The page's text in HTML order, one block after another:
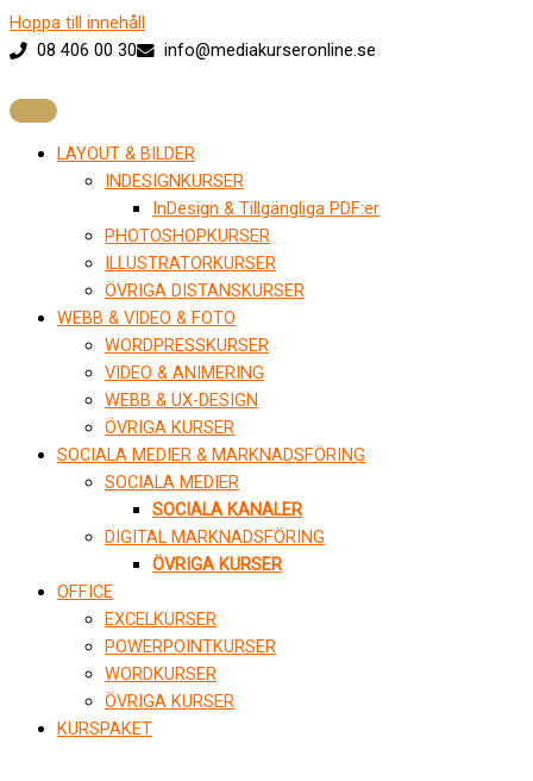
Hoppa till innehåll
08 406 00 30
info@mediakurseronline.se
LAYOUT & BILDER
INDESIGNKURSER
InDesign & Tillgängliga PDF:er
PHOTOSHOPKURSER
ILLUSTRATORKURSER
ÖVRIGA DISTANSKURSER
WEBB & VIDEO & FOTO
WORDPRESSKURSER
VIDEO & ANIMERING
WEBB & UX-DESIGN
ÖVRIGA KURSER
SOCIALA MEDIER & MARKNADSFÖRING
SOCIALA MEDIER
SOCIALA KANALER
DIGITAL MARKNADSFÖRING
ÖVRIGA KURSER
OFFICE
EXCELKURSER
POWERPOINTKURSER
WORDKURSER
ÖVRIGA KURSER
KURSPAKET